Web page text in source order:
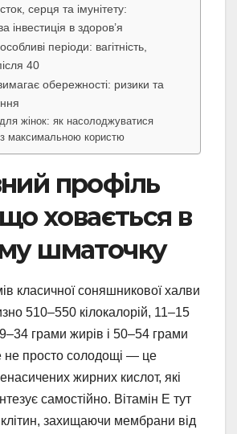
серця та імунітету:
інвестиція в здоров’я
періоди: вагітність,
40
обережності: ризики та
жінок: як насолоджуватися
максимальною користю
профіль
ховається в
шматочку
класичної соняшникової халви
510–550 кілокалорій, 11–15
грами жирів і 50–54 грами
не просто солодощі — це
жирних кислот, які
самостійно. Вітамін Е тут
захищаючи мембрани від